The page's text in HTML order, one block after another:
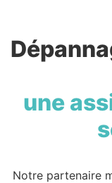
une
Notre partenaire